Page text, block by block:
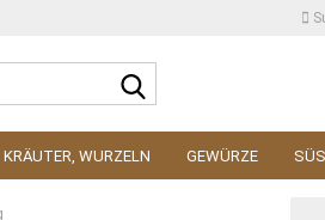
WURZELN GEWÜRZE